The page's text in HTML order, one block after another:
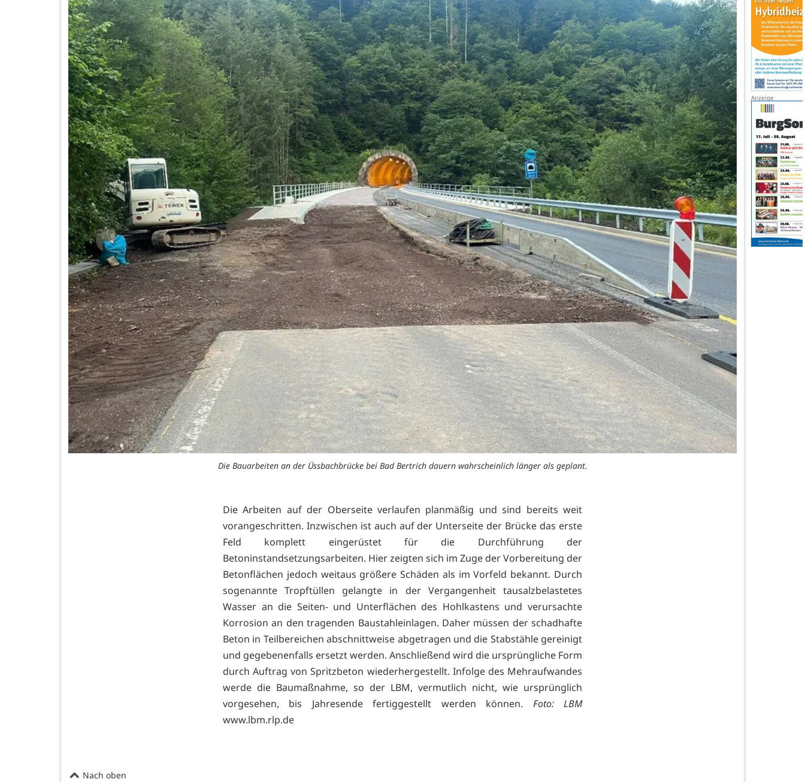
Die Bauarbeiten an der Üssbachbrücke bei Bad Bertrich dauern wahrscheinlich länger als geplant.
Die Arbeiten auf der Oberseite verlaufen planmäßig und sind bereits weit
vorangeschritten. Inzwischen ist auch auf der Unterseite der Brücke das erste
Feld komplett eingerüstet für die Durchführung der
Betoninstandsetzungsarbeiten. Hier zeigten sich im Zuge der Vorbereitung der
Betonflächen jedoch weitaus größere Schäden als im Vorfeld bekannt. Durch
sogenannte Tropftüllen gelangte in der Vergangenheit tausalzbelastetes
Wasser an die Seiten- und Unterflächen des Hohlkastens und verursachte
Korrosion an den tragenden Baustahleinlagen. Daher müssen der schadhafte
Beton in Teilbereichen abschnittweise abgetragen und die Stabstähle gereinigt
und gegebenenfalls ersetzt werden. Anschließend wird die ursprüngliche Form
durch Auftrag von Spritzbeton wiederhergestellt. Infolge des Mehraufwandes
werde die Baumaßnahme, so der LBM, vermutlich nicht, wie ursprünglich
vorgesehen, bis Jahresende fertiggestellt werden können. Foto: LBM
www.lbm.rlp.de
Nach oben